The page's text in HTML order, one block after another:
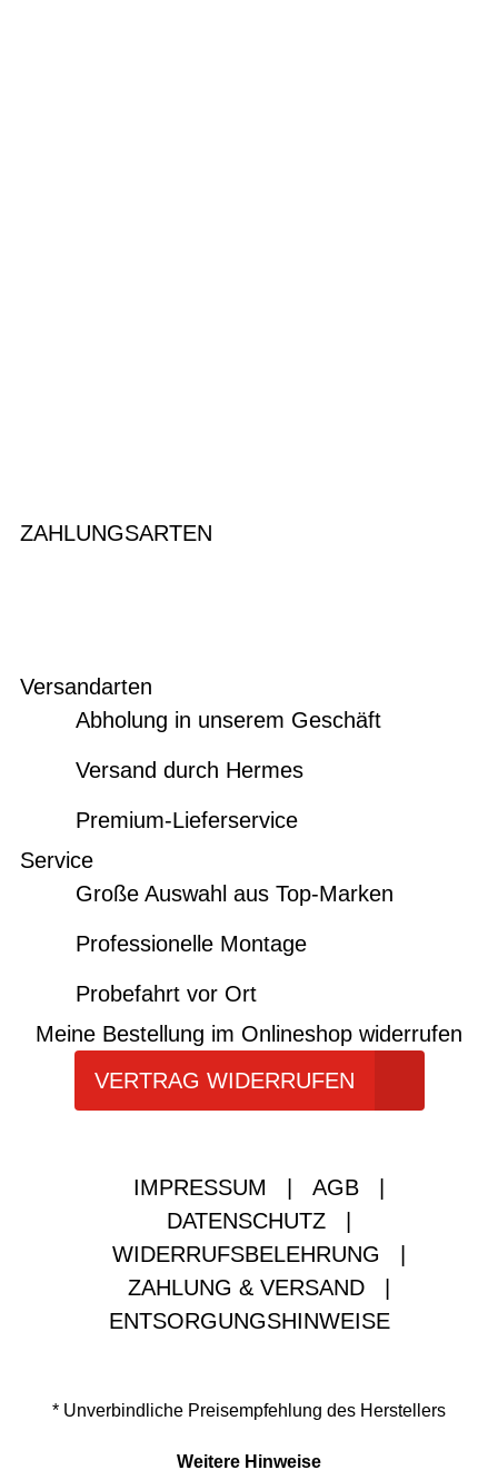
ZAHLUNGSARTEN
Versandarten
Abholung in unserem Geschäft
Versand durch Hermes
Premium-Lieferservice
Service
Große Auswahl aus Top-Marken
Professionelle Montage
Probefahrt vor Ort
Meine Bestellung im Onlineshop widerrufen
VERTRAG WIDERRUFEN
IMPRESSUM AGB
DATENSCHUTZ
WIDERRUFSBELEHRUNG
ZAHLUNG & VERSAND
ENTSORGUNGSHINWEISE
* Unverbindliche Preisempfehlung des Herstellers
Weitere Hinweise